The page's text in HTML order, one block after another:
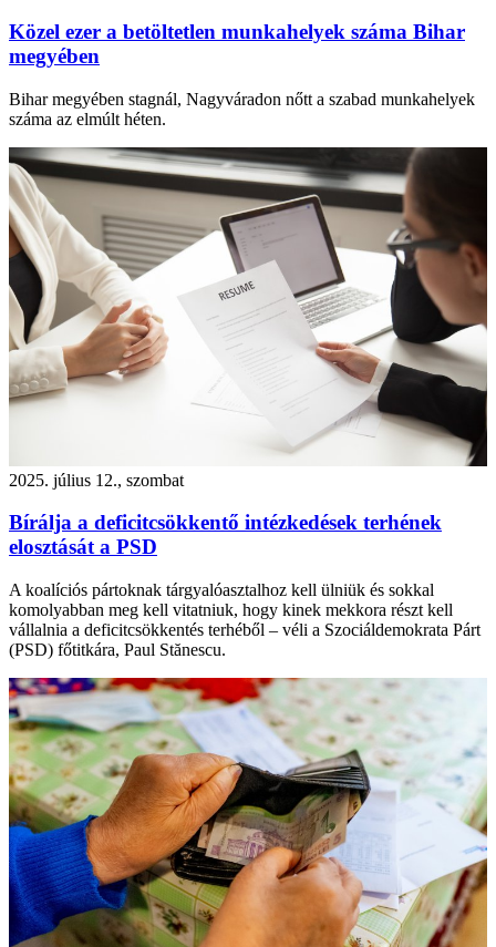
Közel ezer a betöltetlen munkahelyek száma Bihar
megyében
Bihar megyében stagnál, Nagyváradon nőtt a szabad munkahelyek
száma az elmúlt héten.
2025. július 12., szombat
Bírálja a deficitcsökkentő intézkedések terhének
elosztását a PSD
A koalíciós pártoknak tárgyalóasztalhoz kell ülniük és sokkal
komolyabban meg kell vitatniuk, hogy kinek mekkora részt kell
vállalnia a deficitcsökkentés terhéből – véli a Szociáldemokrata Párt
(PSD) főtitkára, Paul Stănescu.